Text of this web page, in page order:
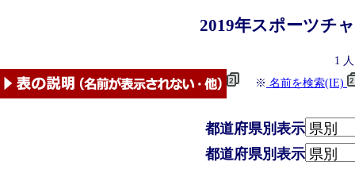
2019年スポーツチ
1
※ 名前を検索(IE)
都道府県別表示
都道府県別表示